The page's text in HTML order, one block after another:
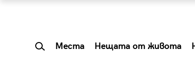
Места Нещата от живота